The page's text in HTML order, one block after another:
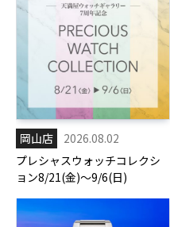
岡山店
2026.08.02
プレシャスウォッチコレクシ
ョン8/21(金)～9/6(日)